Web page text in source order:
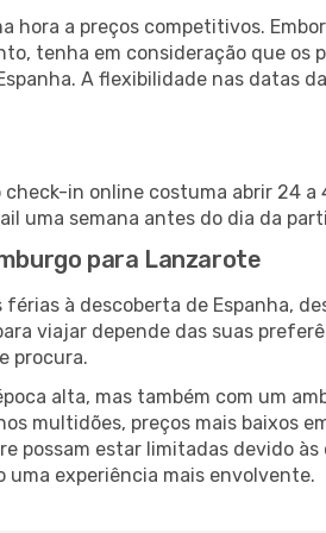
hora a preços competitivos.
tenha em consideração que
A flexibilidade nas datas
in online costuma abrir 24
uma semana antes do dia da
para Lanzarote
férias à descoberta de Espanha,
viajar depende das suas
procura.
alta, mas também com um
multidões, preços mais baixos
possam estar limitadas devido
experiência mais envolvente.